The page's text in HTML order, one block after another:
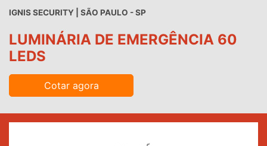
IGNIS SECURITY | SÃO PAULO - SP
LUMINÁRIA DE EMERGÊNCIA 60
LEDS
Cotar agora